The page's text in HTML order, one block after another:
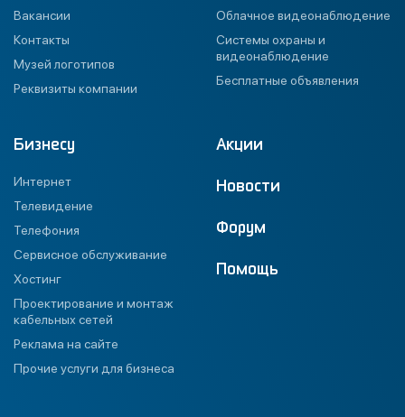
Вакансии
Контакты
Музей логотипов
Реквизиты компании
Облачное видеонаблюдение
Системы охраны и
видеонаблюдение
Бесплатные объявления
Бизнесу
Интернет
Телевидение
Телефония
Сервисное обслуживание
Хостинг
Проектирование и монтаж
кабельных сетей
Реклама на сайте
Прочие услуги для бизнеса
Акции
Новости
Форум
Помощь